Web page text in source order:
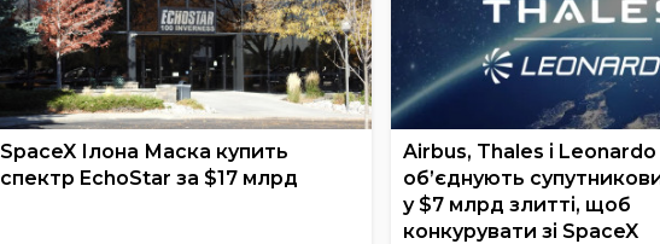
SpaceX Ілона Маска купить
спектр EchoStar за $17 млрд
Airbus, Thales і Leonardo
об’єднують
у $7 млрд злитті, щоб
конкурувати зі SpaceX